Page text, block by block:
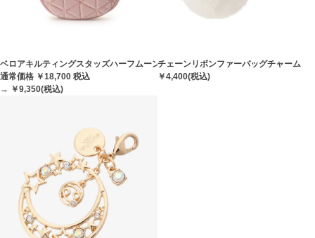
ベロアキルティングスタッズハーフムーンバッグ
通常価格 ￥18,700 税込
→ ￥9,350(税込)
チェーンリボンファーバッグチャーム
￥4,400(税込)